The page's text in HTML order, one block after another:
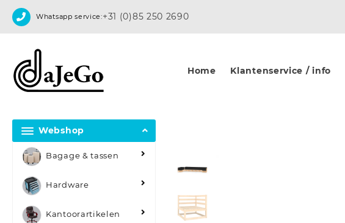
Whatsapp service:+31 (0)85 250 2690
Home Klantenservice / info
Webshop
Bagage & tassen
Hardware
Kantoorartikelen